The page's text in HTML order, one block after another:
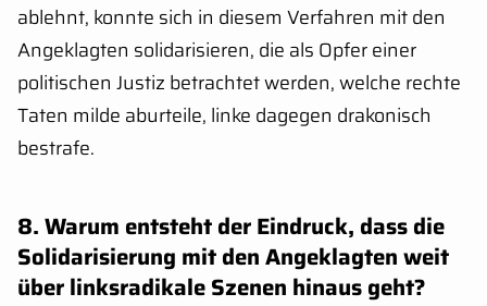
ablehnt, konnte sich in diesem Verfahren mit den
Angeklagten solidarisieren, die als Opfer einer
politischen Justiz betrachtet werden, welche rechte
Taten milde aburteile, linke dagegen drakonisch
bestrafe.
8. Warum entsteht der Eindruck, dass die
Solidarisierung mit den Angeklagten weit
über linksradikale Szenen hinaus geht?